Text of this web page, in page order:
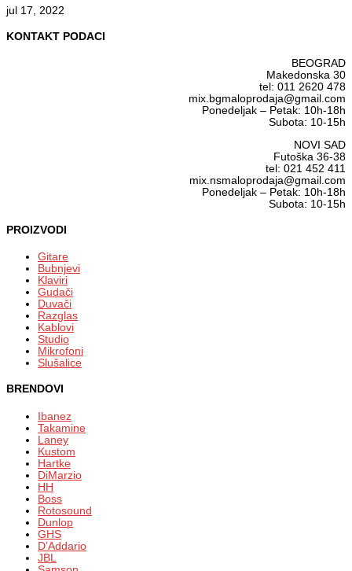
jul 17, 2022
KONTAKT PODACI
BEOGRAD
Makedonska 30
tel: 011 2620 478
mix.bgmaloprodaja@gmail.com
Ponedeljak – Petak: 10h-18h
Subota: 10-15h
NOVI SAD
Futoška 36-38
tel: 021 452 411
mix.nsmaloprodaja@gmail.com
Ponedeljak – Petak: 10h-18h
Subota: 10-15h
PROIZVODI
Gitare
Bubnjevi
Klaviri
Gudači
Duvači
Razglas
Kablovi
Studio
Mikrofoni
Slušalice
BRENDOVI
Ibanez
Takamine
Laney
Kustom
Hartke
DiMarzio
HH
Boss
Rotosound
Dunlop
GHS
D’Addario
JBL